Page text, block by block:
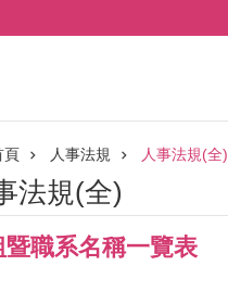
頁 人事法規 人事法規(全)
法規(全)
暨職系名稱一覽表